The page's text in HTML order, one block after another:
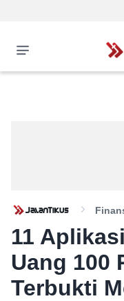
11
Uang 100
Terbukti